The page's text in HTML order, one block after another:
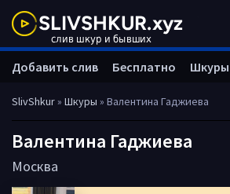
SlivShkur» Шкуры » Валентина Гаджиева
Валентина Гаджиева
Москва
Добавить слив Бесплатно Шкуры